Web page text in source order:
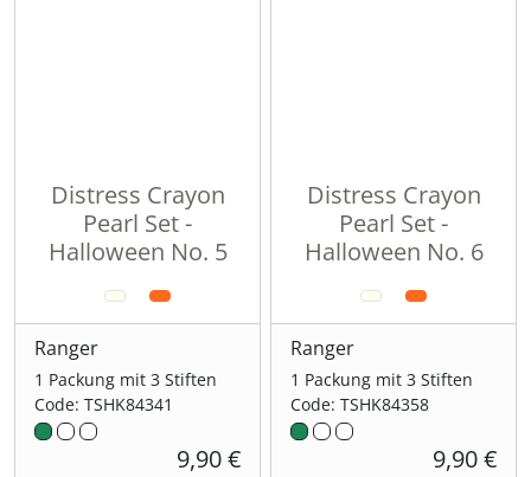
Distress Crayon
Pearl Set -
Halloween No. 5
Ranger
1 Packung mit 3 Stiften
Code: TSHK84341
9,90 €
Distress Crayon
Pearl Set -
Halloween No. 6
Ranger
1 Packung mit 3 Stiften
Code: TSHK84358
9,90 €